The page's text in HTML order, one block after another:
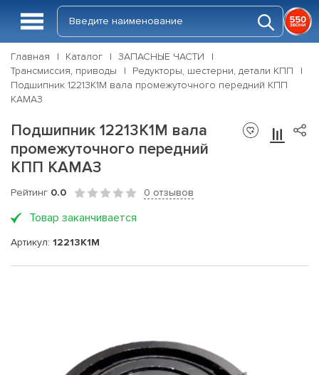
Главная Каталог
ЗАПАСНЫЕ ЧАСТИ
Трансмиссия, приводы
Редукторы, шестерни, детали КПП
Подшипник 12213К1М вала промежуточного передний КПП
КАМАЗ
Подшипник 12213К1М вала
промежуточного передний
КПП КАМАЗ
Рейтинг 0.0 0 отзывов
Товар заканчивается
Артикул: 12213К1М